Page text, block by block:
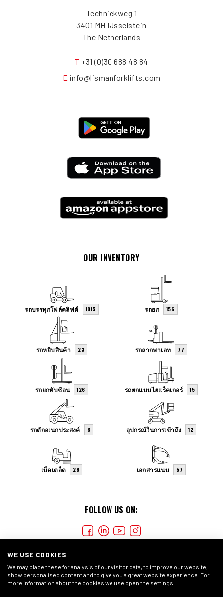
Techniekweg 1
3401 MH IJsselstein
The Netherlands
T +31 (0)30 688 48 84
E info@lismanforklifts.com
FOLLOW US ON:
OUR INVENTORY
รถบรรทุกโฟล์คลิฟต์ 1015 รถยก 156
รถหยิบสินค้า 23 รถลากพาเลท 77
รถยกทับซ้อน 126 รถยกแบบไฮแร็คเกอร์ 15
รถตักอเนกประสงค์ 6 อุปกรณ์ในการเข้าถึง 12
เบ็ดเตล็ด 28 เอกสารแนบ 57
WE USE COOKIES
We may place these for analysis of our visitor data, to improve our website,
show personalised content and to give you a great website experience. For
more information about the cookies we use open the settings.